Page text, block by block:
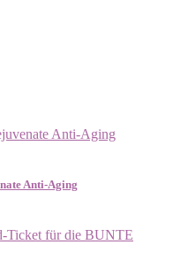
Anti-Aging
Anti-Aging
Ticket für die BUNTE